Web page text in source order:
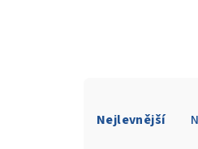
aNejlevnější